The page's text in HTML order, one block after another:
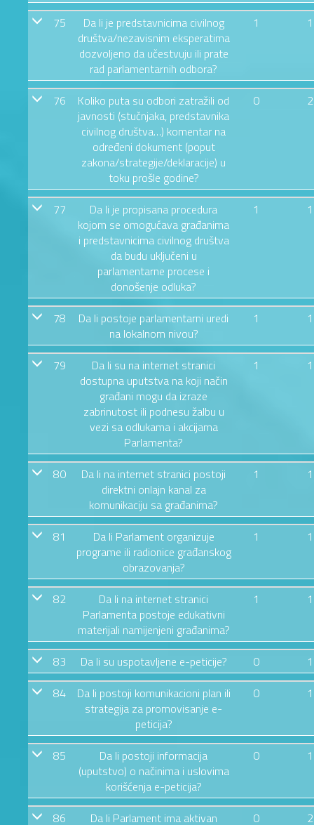
75
Da li je predstavnicima civilnog
društva/nezavisnim eksperatima
dozvoljeno da učestvuju ili prate
rad parlamentarnih odbora?
1 1
76
Koliko puta su odbori zatražili od
javnosti (stučnjaka, predstavnika
civilnog društva…) komentar na
određeni dokument (poput
zakona/strategije/deklaracije) u
toku prošle godine?
0 2
77
Da li je propisana procedura
kojom se omogućava građanima
i predstavnicima civilnog društva
da budu uključeni u
parlamentarne procese i
donošenje odluka?
1 1
78
Da li postoje parlamentarni uredi
na lokalnom nivou?
1 1
79
Da li su na internet stranici
dostupna uputstva na koji način
građani mogu da izraze
zabrinutost ili podnesu žalbu u
vezi sa odlukama i akcijama
Parlamenta?
1 1
80
Da li na internet stranici postoji
direktni onlajn kanal za
komunikaciju sa građanima?
1 1
81
Da li Parlament organizuje
programe ili radionice građanskog
obrazovanja?
1 1
82
Da li na internet stranici
Parlamenta postoje edukativni
materijali namijenjeni građanima?
1 1
83 Da li su uspotavljene e-peticije? 0
1
84
Da li postoji komunikacioni plan ili
strategija za promovisanje e-
peticija?
0 1
85
Da li postoji informacija
(uputstvo) o načinima i uslovima
korišćenja e-peticija?
0 1
86
Da li Parlament ima aktivan
0 2